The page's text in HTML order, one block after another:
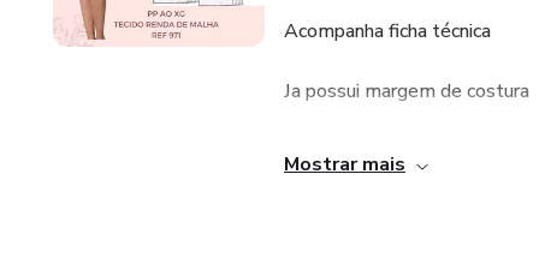
Acompanha ficha técnica
Ja possui margem de costura
Impressão em folha a4 e
Mostrar mais